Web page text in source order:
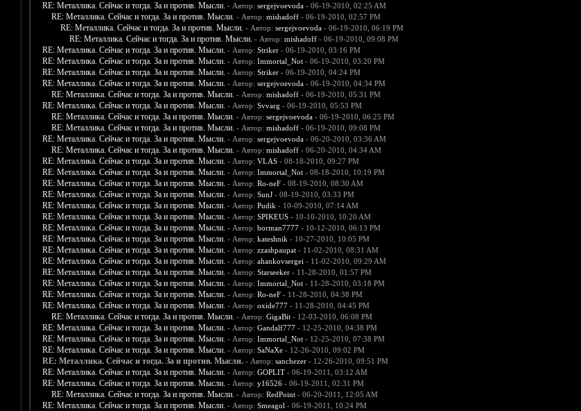
RE: Металлика. Сейчас и тогда. За и против. Мысли. - Автор: sergejvoevoda- 06-19-2010, 02:25 AM
RE: Металлика. Сейчас и тогда. За и против. Мысли. - Автор: mishadoff- 06-19-2010, 02:57 PM
RE: Металлика. Сейчас и тогда. За и против. Мысли. - Автор: sergejvoevoda- 06-19-2010, 06:19 PM
RE: Металлика. Сейчас и тогда. За и против. Мысли. - Автор: mishadoff- 06-19-2010, 09:08 PM
RE: Металлика. Сейчас и тогда. За и против. Мысли. - Автор: Striker- 06-19-2010, 03:16 PM
RE: Металлика. Сейчас и тогда. За и против. Мысли. - Автор: Immortal_Not- 06-19-2010, 03:20 PM
RE: Металлика. Сейчас и тогда. За и против. Мысли. - Автор: Striker- 06-19-2010, 04:24 PM
RE: Металлика. Сейчас и тогда. За и против. Мысли. - Автор: sergejvoevoda- 06-19-2010, 04:34 PM
RE: Металлика. Сейчас и тогда. За и против. Мысли. - Автор: mishadoff- 06-19-2010, 05:31 PM
RE: Металлика. Сейчас и тогда. За и против. Мысли. - Автор: Svvarg - 06-19-2010, 05:53 PM
RE: Металлика. Сейчас и тогда. За и против. Мысли. - Автор: sergejvoevoda- 06-19-2010, 06:25 PM
RE: Металлика. Сейчас и тогда. За и против. Мысли. - Автор: mishadoff- 06-19-2010, 09:08 PM
RE: Металлика. Сейчас и тогда. За и против. Мысли. - Автор: sergejvoevoda- 06-20-2010, 03:36 AM
RE: Металлика. Сейчас и тогда. За и против. Мысли. - Автор: mishadoff- 06-20-2010, 04:34 AM
RE: Металлика. Сейчас и тогда. За и против. Мысли. - Автор: VLAS- 08-18-2010, 09:27 PM
RE: Металлика. Сейчас и тогда. За и против. Мысли. - Автор: Immortal_Not- 08-18-2010, 10:19 PM
RE: Металлика. Сейчас и тогда. За и против. Мысли. - Автор: Ro-neF- 08-19-2010, 08:30 AM
RE: Металлика. Сейчас и тогда. За и против. Мысли. - Автор: SunJ- 08-19-2010, 03:33 PM
RE: Металлика. Сейчас и тогда. За и против. Мысли. - Автор: Pudik - 10-09-2010, 07:14 AM
RE: Металлика. Сейчас и тогда. За и против. Мысли. - Автор: SPIKEUS- 10-10-2010, 10:20 AM
RE: Металлика. Сейчас и тогда. За и против. Мысли. - Автор: borman7777- 10-12-2010, 06:13 PM
RE: Металлика. Сейчас и тогда. За и против. Мысли. - Автор: kateshnik - 10-27-2010, 10:05 PM
RE: Металлика. Сейчас и тогда. За и против. Мысли. - Автор: zzashpaupat- 11-02-2010, 08:31 AM
RE: Металлика. Сейчас и тогда. За и против. Мысли. - Автор: ahankovsergei - 11-02-2010, 09:29 AM
RE: Металлика. Сейчас и тогда. За и против. Мысли. - Автор: Starseeker- 11-28-2010, 01:57 PM
RE: Металлика. Сейчас и тогда. За и против. Мысли. - Автор: Immortal_Not- 11-28-2010, 03:18 PM
RE: Металлика. Сейчас и тогда. За и против. Мысли. - Автор: Ro-neF- 11-28-2010, 04:38 PM
RE: Металлика. Сейчас и тогда. За и против. Мысли. - Автор: oxide777- 11-28-2010, 04:45 PM
RE: Металлика. Сейчас и тогда. За и против. Мысли. - Автор: GigaBit- 12-03-2010, 06:08 PM
RE: Металлика. Сейчас и тогда. За и против. Мысли. - Автор: Gandalf777- 12-25-2010, 04:38 PM
RE: Металлика. Сейчас и тогда. За и против. Мысли. - Автор: Immortal_Not- 12-25-2010, 07:38 PM
RE: Металлика. Сейчас и тогда. За и против. Мысли. - Автор: SaNaXe- 12-26-2010, 09:02 PM
RE: Металлика. Сейчас и тогда. За и против. Мысли. - Автор: sanchezer- 12-26-2010, 09:51 PM
RE: Металлика. Сейчас и тогда. За и против. Мысли. - Автор: GOPLIT- 06-19-2011, 03:12 AM
RE: Металлика. Сейчас и тогда. За и против. Мысли. - Автор: y16526- 06-19-2011, 02:31 PM
RE: Металлика. Сейчас и тогда. За и против. Мысли. - Автор: RedPoint- 06-20-2011, 12:05 AM
RE: Металлика. Сейчас и тогда. За и против. Мысли. - Автор: Smeagol - 06-19-2011, 10:24 PM